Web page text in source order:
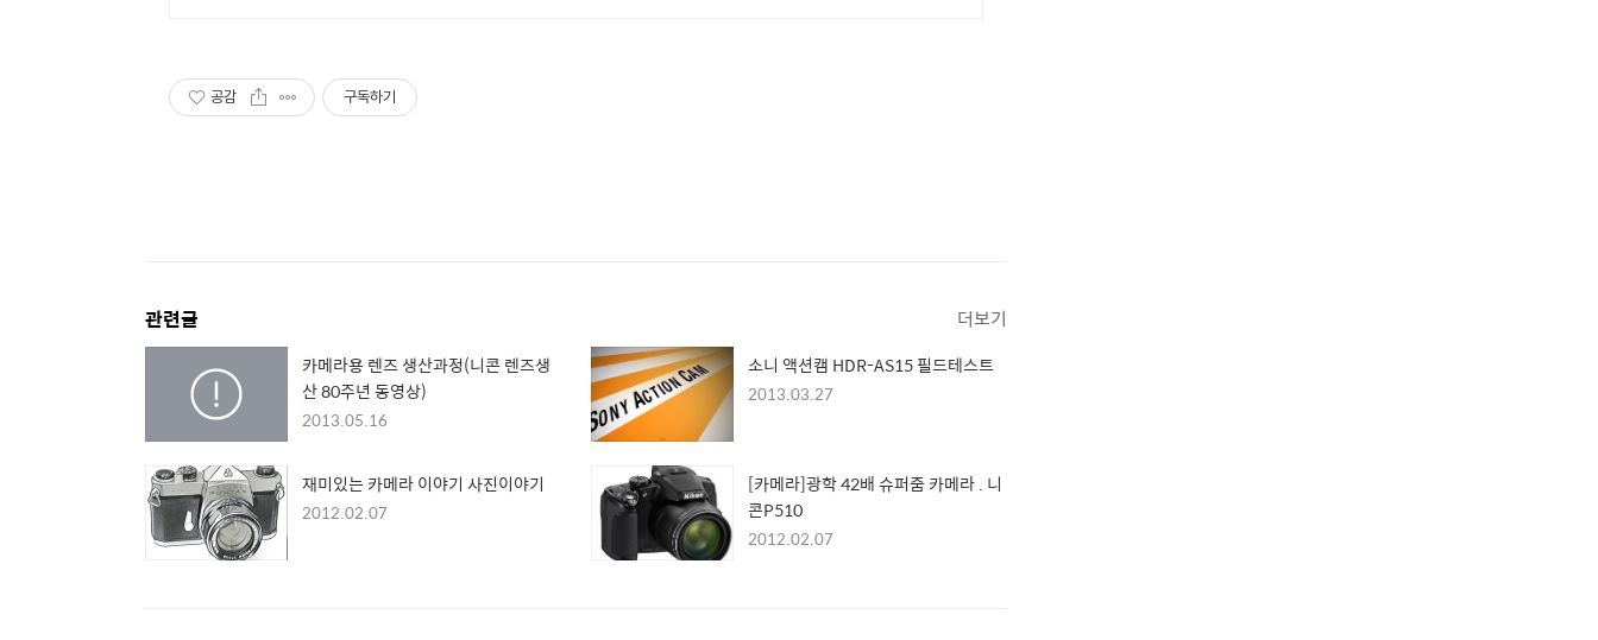
공감 구독하기
관련글 더보기
카메라용 렌즈 생산과정(니콘 렌즈생
산 80주년 동영상)
2013.05.16
소니 액션캠 HDR-AS15 필드테스트
2013.03.27
재미있는 카메라 이야기 사진이야기
2012.02.07
[카메라]광학 42배 슈퍼줌 카메라 . 니
콘P510
2012.02.07